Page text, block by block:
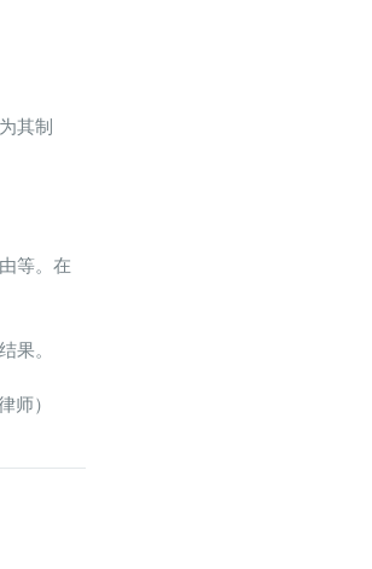
其制
等。在
果。